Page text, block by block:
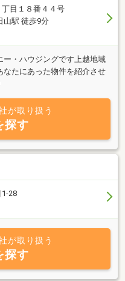
目１８番４４号
山駅 徒歩9分
ー・ハウジングです上越地域
たにあった物件を紹介させ
が取り扱う
探す
28
が取り扱う
探す